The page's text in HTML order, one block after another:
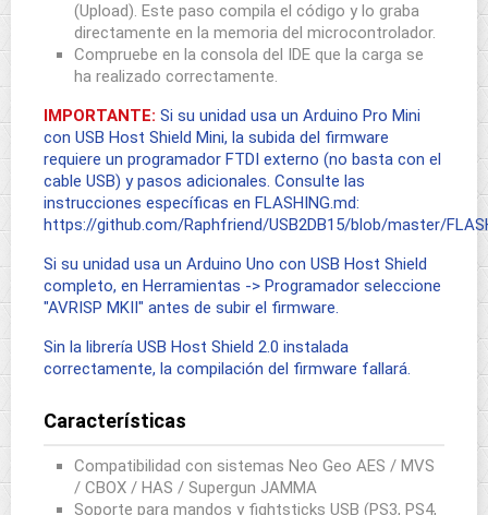
(Upload). Este paso compila el código y lo graba
directamente en la memoria del microcontrolador.
Compruebe en la consola del IDE que la carga se
ha realizado correctamente.
IMPORTANTE: Si su unidad usa un Arduino Pro Mini
con USB Host Shield Mini, la subida del firmware
requiere un programador FTDI externo (no basta con el
cable USB) y pasos adicionales. Consulte las
instrucciones específicas en FLASHING.md:
https://github.com/Raphfriend/USB2DB15/blob/master/
Si su unidad usa un Arduino Uno con USB Host Shield
completo, en Herramientas -> Programador seleccione
"AVRISP MKII" antes de subir el firmware.
Sin la librería USB Host Shield 2.0 instalada
correctamente, la compilación del firmware fallará.
Características
Compatibilidad con sistemas Neo Geo AES / MVS
/ CBOX / HAS / Supergun JAMMA
Soporte para mandos y fightsticks USB (PS3, PS4,